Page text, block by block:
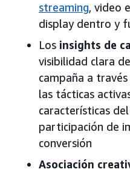
streaming, video
display dentro y
Los insights de
visibilidad clara
campaña a
las tácticas
características
participación de
conversión
Asociación